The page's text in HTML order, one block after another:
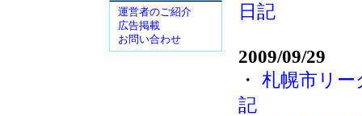
運営者のご紹介
広告掲載
お問い合わせ
日記
2009/09/29
・ 札幌市リ
記